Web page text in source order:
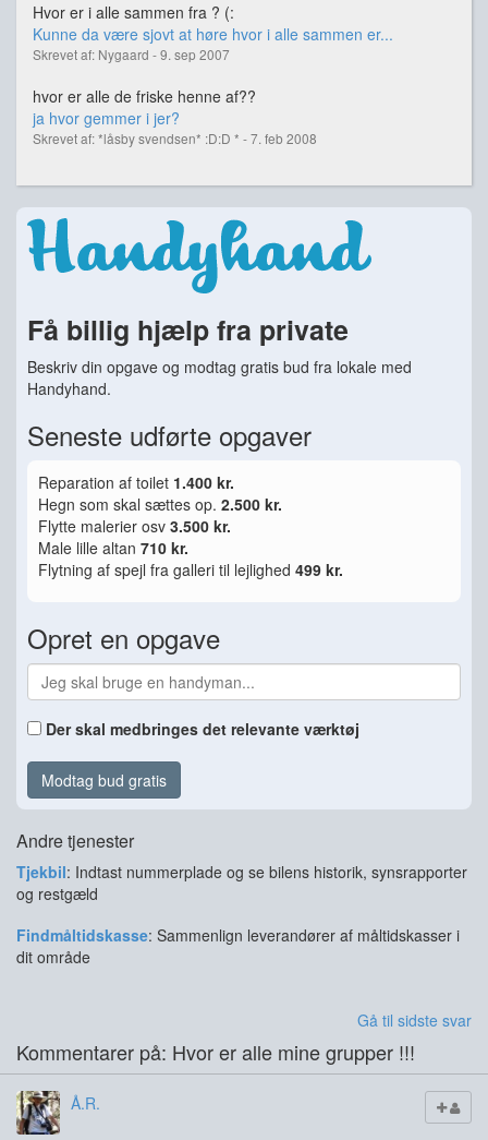
Hvor er i alle sammen fra ? (:
Kunne da være sjovt at høre hvor i alle sammen er...
Skrevet af: Nygaard - 9. sep 2007
hvor er alle de friske henne af??
ja hvor gemmer i jer?
Skrevet af: *låsby svendsen* :D:D * - 7. feb 2008
Få billig hjælp fra private
Beskriv din opgave og modtag gratis bud fra lokale med
Handyhand.
Seneste udførte opgaver
Reparation af toilet 1.400 kr.
Hegn som skal sættes op. 2.500 kr.
Flytte malerier osv 3.500 kr.
Male lille altan 710 kr.
Flytning af spejl fra galleri til lejlighed 499 kr.
Opret en opgave
Der skal medbringes det relevante værktøj
Modtag bud gratis
Andre tjenester
Tjekbil: Indtast nummerplade og se bilens historik, synsrapporter
og restgæld
Findmåltidskasse: Sammenlign leverandører af måltidskasser i
dit område
Gå til sidste svar
Kommentarer på: Hvor er alle mine grupper !!!
Å.R.